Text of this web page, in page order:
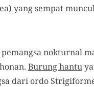
yang sempat
nokturnal
Burung hantu
dari ordo